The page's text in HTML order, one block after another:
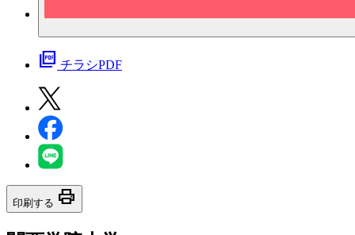
picture_as_pdf チラシPDF
印刷する print